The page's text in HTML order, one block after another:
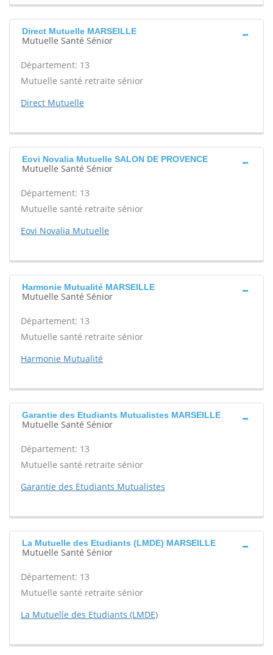
Direct Mutuelle MARSEILLE
Mutuelle Santé Sénior
Département: 13
Mutuelle santé retraite sénior
Direct Mutuelle
Eovi Novalia Mutuelle SALON DE PROVENCE
Mutuelle Santé Sénior
Département: 13
Mutuelle santé retraite sénior
Eovi Novalia Mutuelle
Harmonie Mutualité MARSEILLE
Mutuelle Santé Sénior
Département: 13
Mutuelle santé retraite sénior
Harmonie Mutualité
Garantie des Etudiants Mutualistes MARSEILLE
Mutuelle Santé Sénior
Département: 13
Mutuelle santé retraite sénior
Garantie des Etudiants Mutualistes
La Mutuelle des Etudiants (LMDE) MARSEILLE
Mutuelle Santé Sénior
Département: 13
Mutuelle santé retraite sénior
La Mutuelle des Etudiants (LMDE)